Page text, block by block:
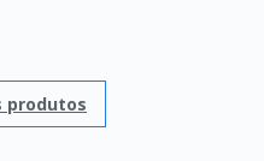
produtos